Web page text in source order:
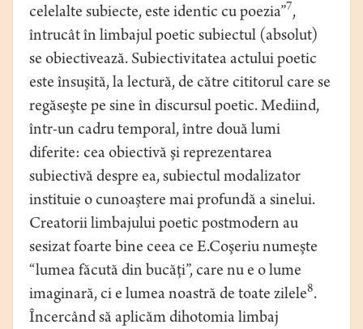
celelalte subiecte, este identic cu poezia”7,
întrucât în limbajul poetic subiectul (absolut)
se obiectivează. Subiectivitatea actului poetic
este însuşită, la lectură, de către cititorul care se
regăseşte pe sine în discursul poetic. Mediind,
într-un cadru temporal, între două lumi
diferite: cea obiectivă şi reprezentarea
subiectivă despre ea, subiectul modalizator
instituie o cunoaştere mai profundă a sinelui.
Creatorii limbajului poetic postmodern au
sesizat foarte bine ceea ce E.Coşeriu numeşte
“lumea făcută din bucăţi”, care nu e o lume
imaginară, ci e lumea noastră de toate zilele8.
Încercând să aplicăm dihotomia limbaj